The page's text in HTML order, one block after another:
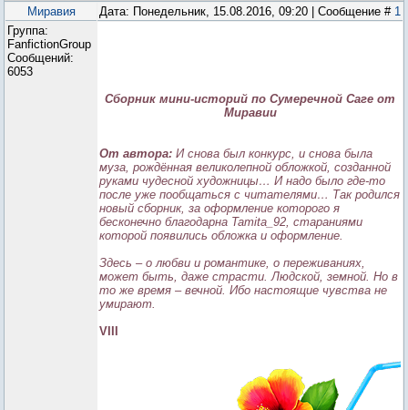
Миравия Дата: Понедельник, 15.08.2016, 09:20 | Сообщение # 1
Группа:
FanfictionGroup
Сообщений:
6053
Сборник мини-историй по Сумеречной Саге от
Миравии
От автора: И снова был конкурс, и снова была
муза, рождённая великолепной обложкой, созданной
руками чудесной художницы… И надо было где-то
после уже пообщаться с читателями… Так родился
новый сборник, за оформление которого я
бесконечно благодарна Tamita_92, стараниями
которой появились обложка и оформление.
Здесь – о любви и романтике, о переживаниях,
может быть, даже страсти. Людской, земной. Но в
то же время – вечной. Ибо настоящие чувства не
умирают.
VIII